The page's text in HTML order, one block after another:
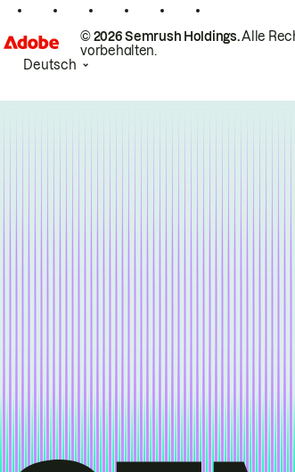
© 2026 Semrush Holdings.Alle
vorbehalten.
Deutsch